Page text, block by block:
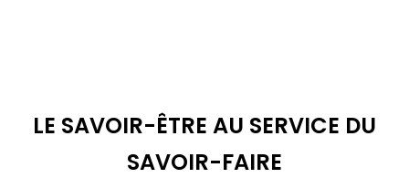
LE SAVOIR-ÊTRE AU SERVICE DU
SAVOIR-FAIRE